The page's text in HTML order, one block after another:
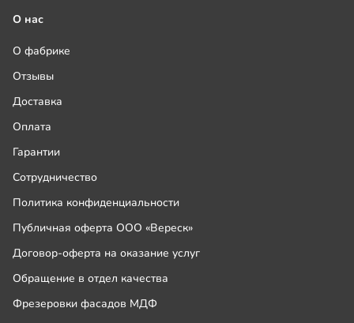
О нас
О фабрике
Отзывы
Доставка
Оплата
Гарантии
Сотрудничество
Политика конфиденциальности
Публичная оферта ООО «Вереск»
Договор-оферта на оказание услуг
Обращение в отдел качества
Фрезеровки фасадов МДФ